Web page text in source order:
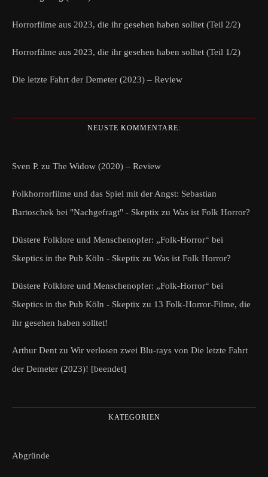
Horrorfilme aus 2023, die ihr gesehen haben solltet (Teil 2/2)
Horrorfilme aus 2023, die ihr gesehen haben solltet (Teil 1/2)
Die letzte Fahrt der Demeter (2023) – Review
NEUSTE KOMMENTARE:
Sven P. zu The Widow (2020) – Review
Folkhorrorfilme und das Spiel mit der Angst: Sebastian
Bartoschek bei "Nachgefragt" - Skeptix zu Was ist Folk Horror?
Düstere Folklore und Menschenopfer: „Folk-Horror“ bei
Skeptics in the Pub Köln - Skeptix zu Was ist Folk Horror?
Düstere Folklore und Menschenopfer: „Folk-Horror“ bei
Skeptics in the Pub Köln - Skeptix zu 13 Folk-Horror-Filme, die
ihr gesehen haben solltet!
Arthur Dent zu Wir verlosen zwei Blu-rays von Die letzte Fahrt
der Demeter (2023)! [beendet]
KATEGORIEN
Abgründe